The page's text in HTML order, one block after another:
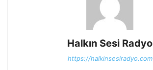
Halkın Sesi Radyo
https://halkinsesiradyo.com